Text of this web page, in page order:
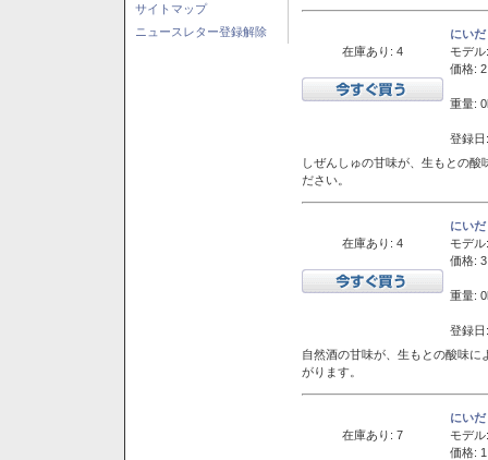
サイトマップ
ニュースレター登録解除
在庫あり: 4
にい
モデル:
価格:
重量:
登録
しぜんしゅの甘味が、生もとの
ださい。
在庫あり: 4
にい
モデル:
価格:
重量:
登録
自然酒の甘味が、生もとの酸味
がります。
在庫あり: 7
にい
モデル:
価格: